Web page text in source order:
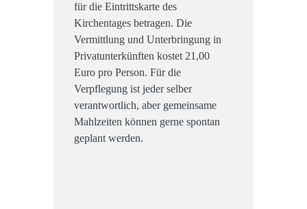
für die Eintrittskarte des
Kirchentages betragen. Die
Vermittlung und Unterbringung in
Privatunterkünften kostet 21,00
Euro pro Person. Für die
Verpflegung ist jeder selber
verantwortlich, aber gemeinsame
Mahlzeiten können gerne spontan
geplant werden.